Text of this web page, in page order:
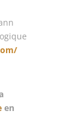
en